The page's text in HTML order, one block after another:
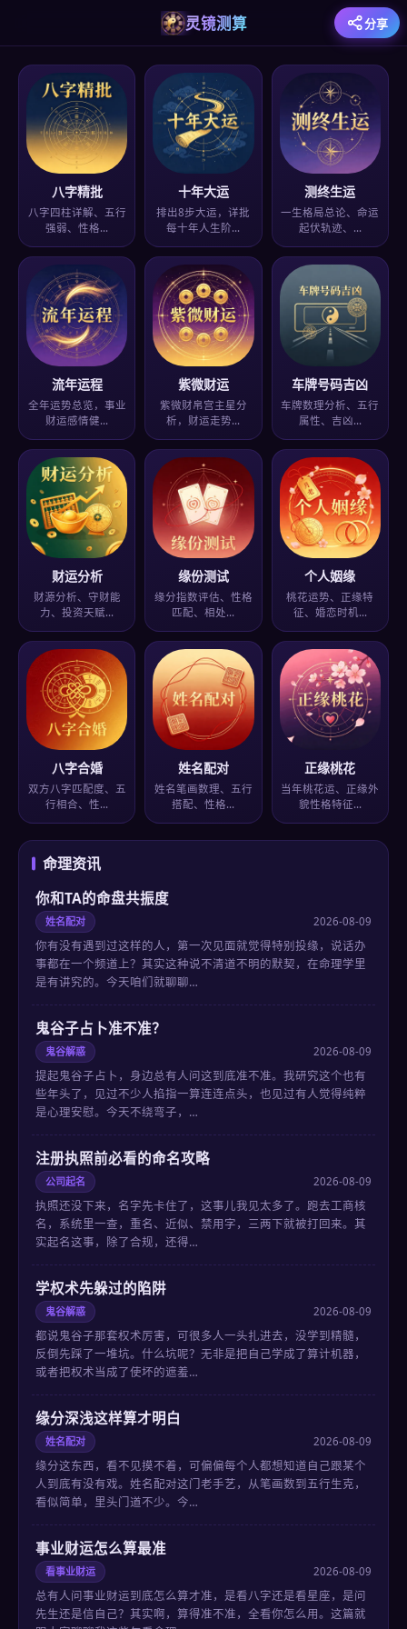
灵镜测算 分享
八字精批
八字四柱详解、五行
强弱、性格…
十年大运
排出8步大运，详批
每十年人生阶…
测终生运
一生格局总论、命运
起伏轨迹、…
流年运程
全年运势总览，事业
财运感情健…
紫微财运
紫微财帛宫主星分
析，财运走势…
车牌号码吉凶
车牌数理分析、五行
属性、吉凶…
财运分析
财源分析、守财能
力、投资天赋…
缘份测试
缘分指数评估、性格
匹配、相处…
个人姻缘
桃花运势、正缘特
征、婚恋时机…
八字合婚
双方八字匹配度、五
行相合、性…
姓名配对
姓名笔画数理、五行
搭配、性格…
正缘桃花
当年桃花运、正缘外
貌性格特征…
命理资讯
你和TA的命盘共振度
姓名配对 2026-08-09
你有没有遇到过这样的人，第一次见面就觉得特别投缘，说话办
事都在一个频道上？其实这种说不清道不明的默契，在命理学里
是有讲究的。今天咱们就聊聊…
鬼谷子占卜准不准？
鬼谷解惑 2026-08-09
提起鬼谷子占卜，身边总有人问这到底准不准。我研究这个也有
些年头了，见过不少人掐指一算连连点头，也见过有人觉得纯粹
是心理安慰。今天不绕弯子，…
注册执照前必看的命名攻略
公司起名 2026-08-09
执照还没下来，名字先卡住了，这事儿我见太多了。跑去工商核
名，系统里一查，重名、近似、禁用字，三两下就被打回来。其
实起名这事，除了合规，还得…
学权术先躲过的陷阱
鬼谷解惑 2026-08-09
都说鬼谷子那套权术厉害，可很多人一头扎进去，没学到精髓，
反倒先踩了一堆坑。什么坑呢？无非是把自己学成了算计机器，
或者把权术当成了使坏的遮羞…
缘分深浅这样算才明白
姓名配对 2026-08-09
缘分这东西，看不见摸不着，可偏偏每个人都想知道自己跟某个
人到底有没有戏。姓名配对这门老手艺，从笔画数到五行生克，
看似简单，里头门道不少。今…
事业财运怎么算最准
看事业财运 2026-08-09
总有人问事业财运到底怎么算才准，是看八字还是看星座，是问
先生还是信自己？其实啊，算得准不准，全看你怎么用。这篇就